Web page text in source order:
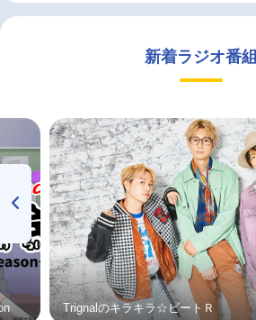
新着ラジオ番組
Trignalのキラキラ☆ビートＲ